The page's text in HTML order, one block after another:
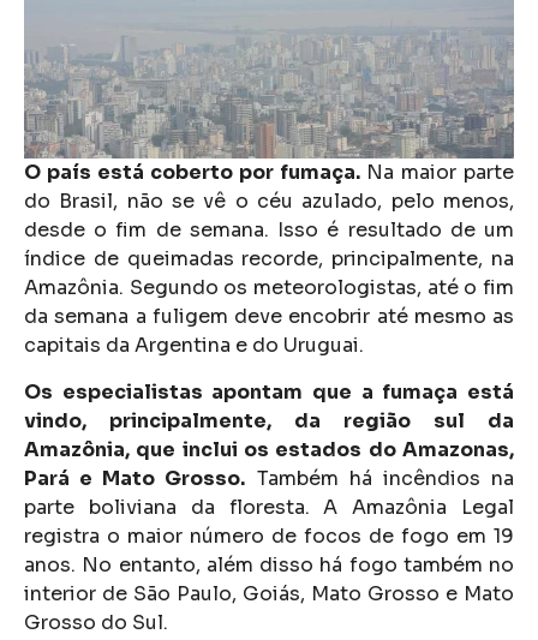
O país está coberto por fumaça. Na maior parte
do Brasil, não se vê o céu azulado, pelo menos,
desde o fim de semana. Isso é resultado de um
índice de queimadas recorde, principalmente, na
Amazônia. Segundo os meteorologistas, até o fim
da semana a fuligem deve encobrir até mesmo as
capitais da Argentina e do Uruguai.
Os especialistas apontam que a fumaça está
vindo, principalmente, da região sul da
Amazônia, que inclui os estados do Amazonas,
Pará e Mato Grosso. Também há incêndios na
parte boliviana da floresta. A Amazônia Legal
registra o maior número de focos de fogo em 19
anos. No entanto, além disso há fogo também no
interior de São Paulo, Goiás, Mato Grosso e Mato
Grosso do Sul.